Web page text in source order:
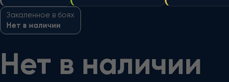
Закаленное в боях
Нет в наличии
Нет в наличии